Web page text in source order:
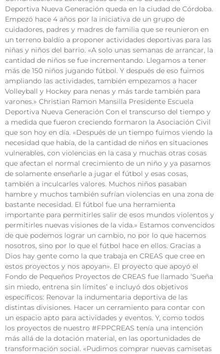
Deportiva Nueva Generación queda en la ciudad de Córdoba.
Empezó hace 4 años por la iniciativa de un grupo de
cuidadores, padres y madres de familia que se reunieron en
un terreno baldío a proponer actividades deportivas para las
niñas y niños del barrio. «A solo unas semanas de arrancar, la
cantidad de niños se fue incrementando. Llegamos a tener
más de 150 niños jugando fútbol. Y después de eso fuimos
ampliando las actividades, también empezamos a hacer
Volleyball y Hockey para nenas y más tarde también para
varones.» Christian Ramon Mansilla Presidente Escuela
Deportiva Nueva Generación Con el transcurso del tiempo y
a medida que fueron creciendo formaron la Asociación Civil
que son hoy en día. «Después de un tiempo fuimos viendo la
necesidad que había, de la cantidad de niños en situaciones
vulnerables, con violencias en la casa y muchas otras cosas
que afectan el normal crecimiento de un niño y ya pasamos
de solamente enseñarle a jugar el fútbol y esas cosas,
también a inculcarles valores. Muchos niños pasaban
hambre y muchos también sufrían violencias en una zona de
bastante necesidad. El fútbol fue una herramienta
importante para permitirles salir de esos mundos violentos y
permitirles nuevas visiones de la vida.» Estamos convencidos
de que podemos lograr un cambio, no por lo que hacemos
nosotros, sino por lo que el fútbol hace en ellos. Gracias a
Dios hay gente como la que trabaja en CREAS que cree en
estos proyectos y nos apoyan». El proyecto que apoyó el
Fondo de Pequeños Proyectos de CREAS fue llamado ‘Sueña
sin miedo, entrena sin límites’ e incluyó dos objetivos
específicos: Renovar la indumentaria deportiva de las
distintas divisiones. Hacer un cerramiento para contar con
un espacio apto para actividades y eventos. Y, como todos
los proyectos de nuestro #FPPCREAS tenía una intención
más allá de la dotación material, en las oportunidades de
transformación social. «Pudimos comprar nuevas camisetas